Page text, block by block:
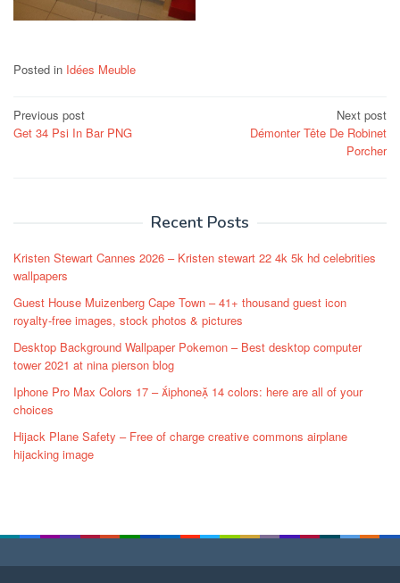
Posted in Idées Meuble
Post
navigation
Previous post
Get 34 Psi In Bar PNG
Next post
Démonter Tête De Robinet
Porcher
Recent Posts
Kristen Stewart Cannes 2026 – Kristen stewart 22 4k 5k hd celebrities
wallpapers
Guest House Muizenberg Cape Town – 41+ thousand guest icon
royalty-free images, stock photos & pictures
Desktop Background Wallpaper Pokemon – Best desktop computer
tower 2021 at nina pierson blog
Iphone Pro Max Colors 17 – iphone 14 colors: here are all of your
choices
Hijack Plane Safety – Free of charge creative commons airplane
hijacking image